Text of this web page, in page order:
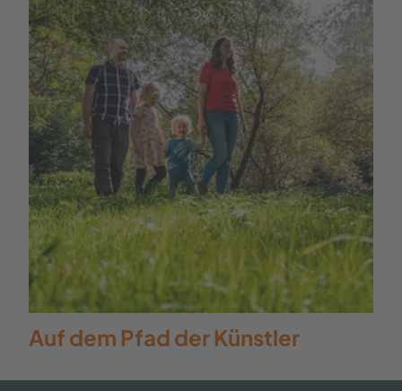
Maskottchen Willi Spürnase nimmt
Kinder ab circa sieben Jahren mit auf
eine Stadtrallye durch
Schmallenberg. Das kostenlose
Rätselheft mit 21 spannenden
Aufgaben gibt’s in der
Touristinformation.
Auf dem Pfad der Künstler